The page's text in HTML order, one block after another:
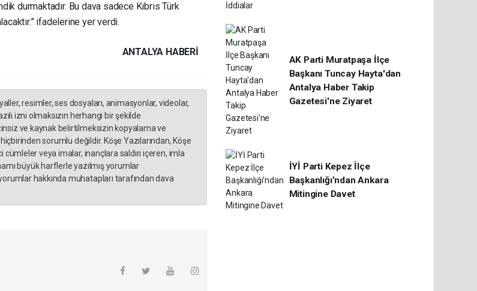
durmaktadır. Bu dava sadece Kıbrıs Türk
ifadelerine yer verdi.
ANTALYA HABERİ
resimler, ses dosyaları, animasyonlar, videolar,
izni olmaksızın herhangi bir şekilde
ve kaynak belirtilmeksizin kopyalama ve
sorumlu değildir. Köşe Yazılarından, Köşe
veya imalar, inançlara saldırı içeren, imla
büyük harflerle yazılmış yorumlar
hakkında muhatapları tarafından dava
AK Parti Muratpaşa İlçe
Başkanı Tuncay Hayta'dan
Antalya Haber Takip
Gazetesi'ne Ziyaret
İYİ Parti Kepez İlçe
Başkanlığı’ndan Ankara
Mitingine Davet